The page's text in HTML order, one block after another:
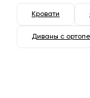
Кровати
Диваны с